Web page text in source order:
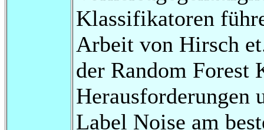
Klassifikatoren
Arbeit von Hirsch
der Random Forest
Label Noise am